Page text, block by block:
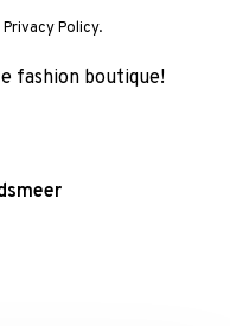
Policy.
fashion boutique!